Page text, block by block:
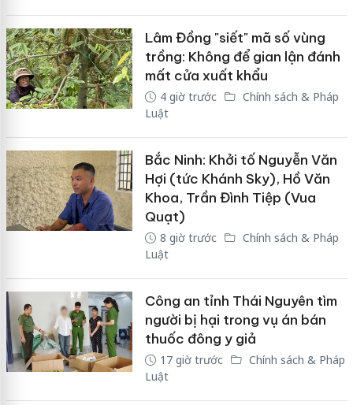
Lâm Đồng "siết" mã số vùng
trồng: Không để gian lận đánh
mất cửa xuất khẩu
4 giờ trước
Chính sách & Pháp
Luật
Bắc Ninh: Khởi tố Nguyễn Văn
Hợi (tức Khánh Sky), Hồ Văn
Khoa, Trần Đình Tiệp (Vua
Quạt)
8 giờ trước
Chính sách & Pháp
Luật
Công an tỉnh Thái Nguyên tìm
người bị hại trong vụ án bán
thuốc đông y giả
17 giờ trước
Chính sách & Pháp
Luật